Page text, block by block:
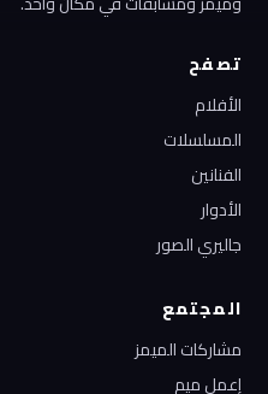
تصفح
الأفلام
المسلسلات
الفنانين
الأدوار
جاليري الصور
المجتمع
مشاركات الميمز
إعمل ميم